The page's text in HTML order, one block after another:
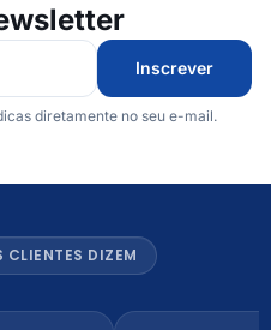
Inscrever
diretamente no seu e-mail.
CLIENTES DIZEM